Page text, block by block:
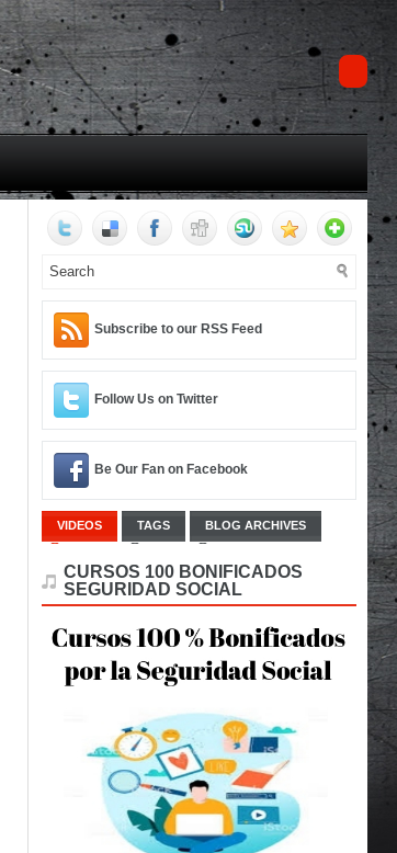
Subscribe to our RSS Feed
Follow Us on Twitter
Be Our Fan on Facebook
VIDEOS TAGS BLOG ARCHIVES
CURSOS 100 BONIFICADOS
SEGURIDAD SOCIAL